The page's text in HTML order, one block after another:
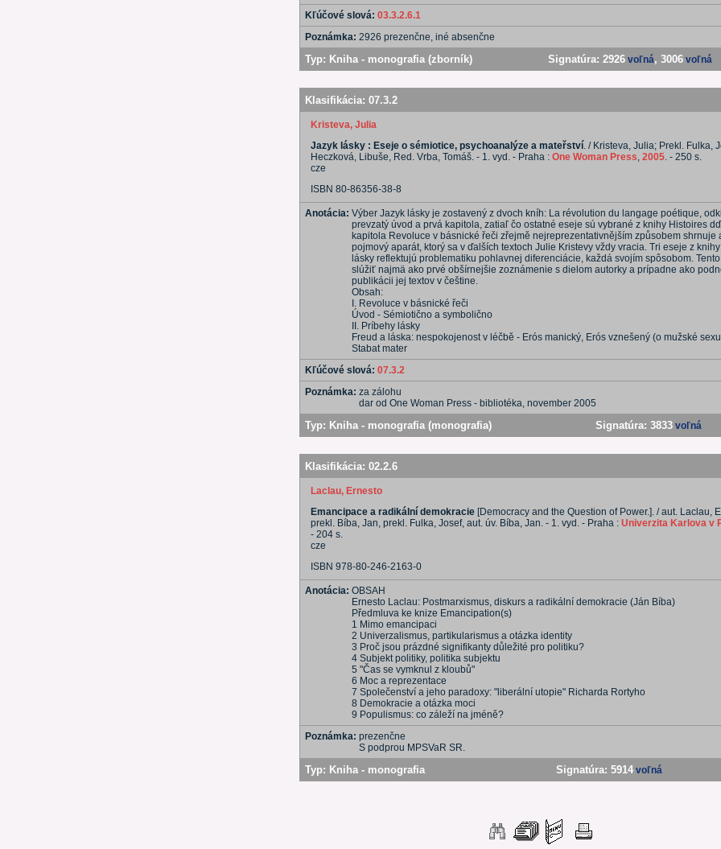
Kľúčové slová: 03.3.2.6.1
Poznámka: 2926 prezenčne, iné absenčne
Typ: Kniha - monografia (zborník) Signatúra: 2926 voľná, 3006 voľná
Klasifikácia: 07.3.2
Kristeva, Julia
Jazyk lásky : Eseje o sémiotice, psychoanalýze a mateřství. / Kristeva, Julia; Prekl. Fulka,
Heczková, Libuše, Red. Vrba, Tomáš. - 1. vyd. - Praha : One Woman Press, 2005. - 250 s.
cze
ISBN 80-86356-38-8
Anotácia: Výber Jazyk lásky je zostavený z dvoch kníh: La révolution du langage poétique,
prevzatý úvod a prvá kapitola, zatiaľ čo ostatné eseje sú vybrané z knihy Histoires
kapitola Revoluce v básnické řeči zřejmě nejreprezentativnějším způsobem shrnuje
pojmový aparát, ktorý sa v ďalších textoch Julie Kristevy vždy vracia. Tri eseje z
lásky reflektujú problematiku pohlavnej diferenciácie, každá svojím spôsobom.
slúžiť najmä ako prvé obšírnejšie zoznámenie s dielom autorky a prípadne ako
publikácii jej textov v češtine.
Obsah:
I. Revoluce v básnické řeči
Úvod - Sémiotično a symbolično
II. Príbehy lásky
Freud a láska: nespokojenost v léčbě - Erós manický, Erós vznešený (o mužské
Stabat mater
Kľúčové slová: 07.3.2
Poznámka: za zálohu
dar od One Woman Press - bibliotéka, november 2005
Typ: Kniha - monografia (monografia) Signatúra: 3833 voľná
Klasifikácia: 02.2.6
Laclau, Ernesto
Emancipace a radikální demokracie [Democracy and the Question of Power.]. / aut. Laclau,
prekl. Bíba, Jan, prekl. Fulka, Josef, aut. úv. Bíba, Jan. - 1. vyd. - Praha : Univerzita Karlova v
- 204 s.
cze
ISBN 978-80-246-2163-0
Anotácia: OBSAH
Ernesto Laclau: Postmarxismus, diskurs a radikální demokracie (Ján Bíba)
Předmluva ke knize Emancipation(s)
1 Mimo emancipaci
2 Univerzalismus, partikularismus a otázka identity
3 Proč jsou prázdné signifikanty důležité pro politiku?
4 Subjekt politiky, politika subjektu
5 "Čas se vymknul z kloubů"
6 Moc a reprezentace
7 Společenství a jeho paradoxy: "liberální utopie" Richarda Rortyho
8 Demokracie a otázka moci
9 Populismus: co záleží na jméně?
Poznámka: prezenčne
S podprou MPSVaR SR.
Typ: Kniha - monografia Signatúra: 5914 voľná